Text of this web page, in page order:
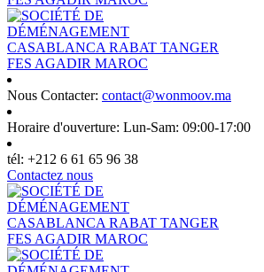
Nous Contacter: contact@wonmoov.ma
Horaire d'ouverture: Lun-Sam: 09:00-17:00
tél: +212 6 61 65 96 38
Contactez nous